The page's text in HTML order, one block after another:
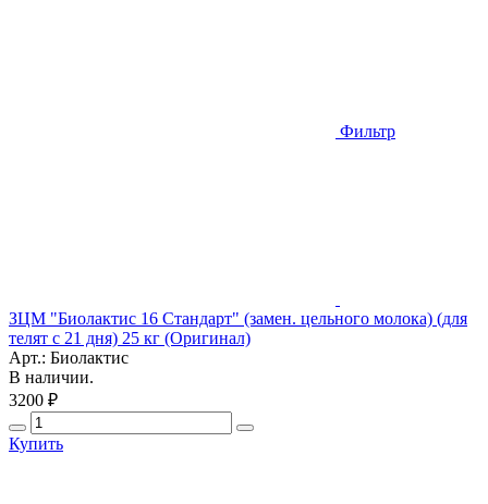
Фильтр
ЗЦМ "Биолактис 16 Стандарт" (замен. цельного молока) (для
телят с 21 дня) 25 кг (Оригинал)
Арт.: Биолактис
В наличии.
3200 ₽
Купить